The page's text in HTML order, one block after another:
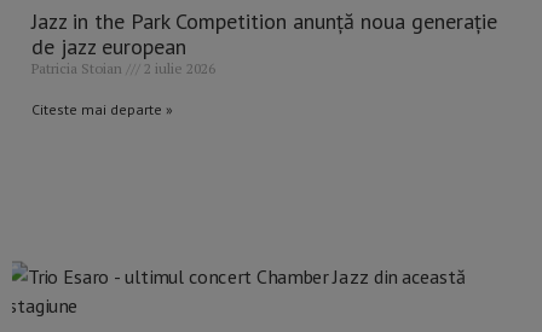
Jazz in the Park Competition anunță noua generație
de jazz european
Patricia Stoian 2 iulie 2026
Citeste mai departe »